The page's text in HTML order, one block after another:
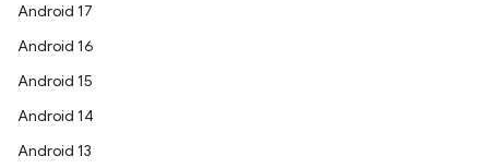
Android 17
Android 16
Android 15
Android 14
Android 13